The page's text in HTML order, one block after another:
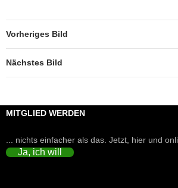
Vorheriges Bild
Nächstes Bild
MITGLIED WERDEN
... nichts einfacher als das. Jetzt, hier und
Ja, ich will